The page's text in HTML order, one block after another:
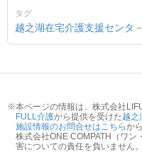
タグ
越之湖在宅介護支援センタ－
※本ページの情報は、株式会社
FULL介護から提供を受けた越之
施設情報のお問合せはこちらか
株式会社ONE COMPATH（ワ
害についての責任を負いません。